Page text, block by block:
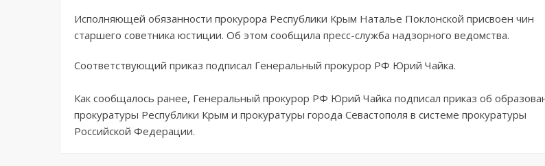
Исполняющей обязанности прокурора Республики Крым Наталье Поклонской присвоен чин
старшего советника юстиции. Об этом сообщила пресс-служба надзорного ведомства.
Соответствующий приказ подписал Генеральный прокурор РФ Юрий Чайка.
Как сообщалось ранее, Генеральный прокурор РФ Юрий Чайка подписал приказ об
прокуратуры Республики Крым и прокуратуры города Севастополя в системе прокуратуры
Российской Федерации.